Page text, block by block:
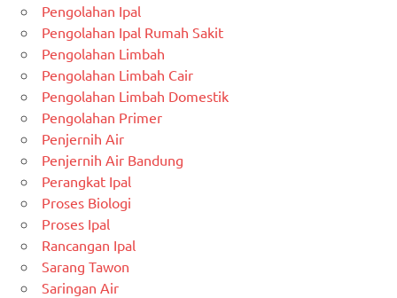
Pengolahan Ipal
Pengolahan Ipal Rumah Sakit
Pengolahan Limbah
Pengolahan Limbah Cair
Pengolahan Limbah Domestik
Pengolahan Primer
Penjernih Air
Penjernih Air Bandung
Perangkat Ipal
Proses Biologi
Proses Ipal
Rancangan Ipal
Sarang Tawon
Saringan Air